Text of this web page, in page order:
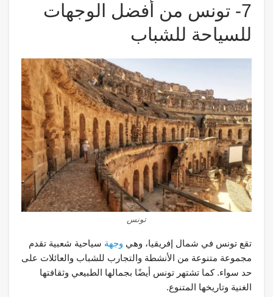
7- تونس من أفضل الوجهات
للسياحة للشباب
تونس
تقع تونس في شمال إفريقيا، وهي وجهة سياحية شعبية تقدم
مجموعة متنوعة من الأنشطة والتجارب للشباب والعائلات على
حد سواء. كما تشتهر تونس أيضًا بجمالها الطبيعي وثقافتها
الغنية وتاريخها المتنوع.